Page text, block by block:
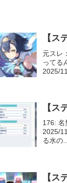
【ス
元スレ
ってる
2025/
【ス
176:
2025/
る水の...
【ス